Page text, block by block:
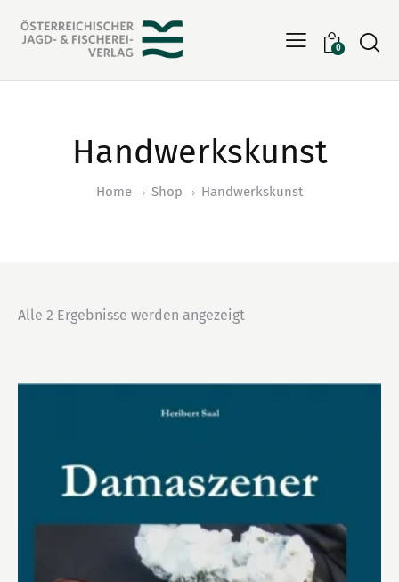
0
Handwerkskunst
Home Shop Handwerkskunst
Alle 2 Ergebnisse werden angezeigt